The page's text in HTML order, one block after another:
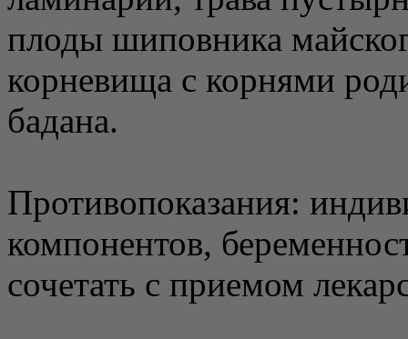
плоды шиповника
корневища с корнями
бадана.
Противопоказания:
компонентов,
сочетать с приемом